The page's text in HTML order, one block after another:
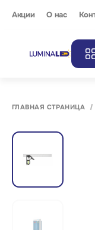
Акции О нас
ГЛАВНАЯ СТРАНИЦА